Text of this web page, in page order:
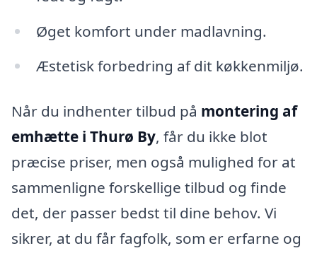
Øget komfort under madlavning.
Æstetisk forbedring af dit køkkenmiljø.
Når du indhenter tilbud på montering af
emhætte i Thurø By, får du ikke blot
præcise priser, men også mulighed for at
sammenligne forskellige tilbud og finde
det, der passer bedst til dine behov. Vi
sikrer, at du får fagfolk, som er erfarne og